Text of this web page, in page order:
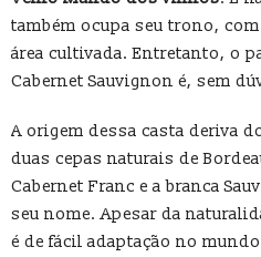
também ocupa seu trono,
área cultivada. Entretanto, o
Cabernet Sauvignon é, sem
A origem dessa casta deriva
duas cepas naturais de
Cabernet Franc e a branca
seu nome. Apesar da
é de fácil adaptação no